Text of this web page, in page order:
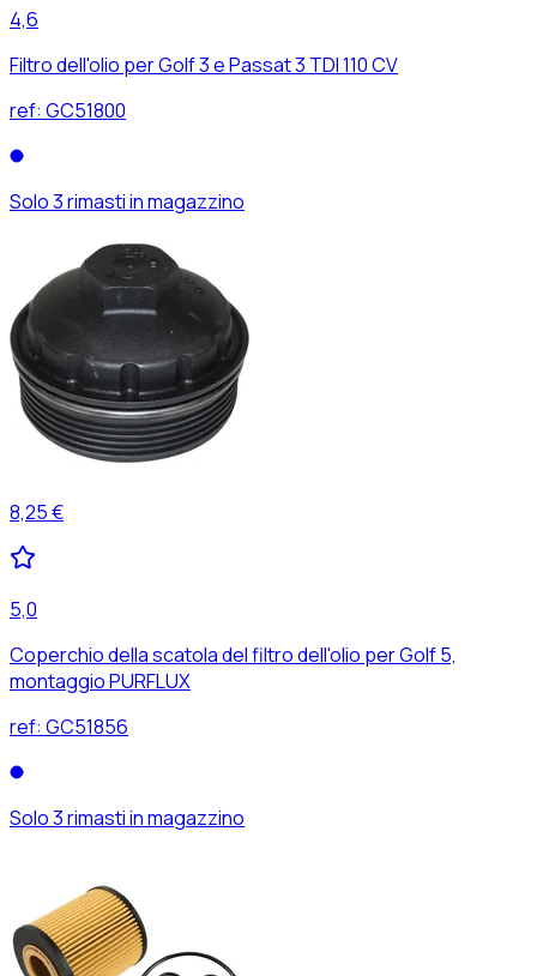
4,6
Filtro dell'olio per Golf 3 e Passat 3 TDI 110 CV
ref: GC51800
Solo 3 rimasti in magazzino
8,25 €
5,0
Coperchio della scatola del filtro dell'olio per Golf 5,
montaggio PURFLUX
ref: GC51856
Solo 3 rimasti in magazzino